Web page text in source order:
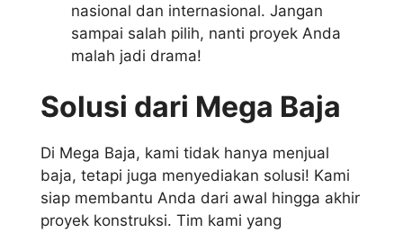
nasional dan internasional. Jangan
sampai salah pilih, nanti proyek Anda
malah jadi drama!
Solusi dari Mega Baja
Di Mega Baja, kami tidak hanya menjual
baja, tetapi juga menyediakan solusi! Kami
siap membantu Anda dari awal hingga akhir
proyek konstruksi. Tim kami yang